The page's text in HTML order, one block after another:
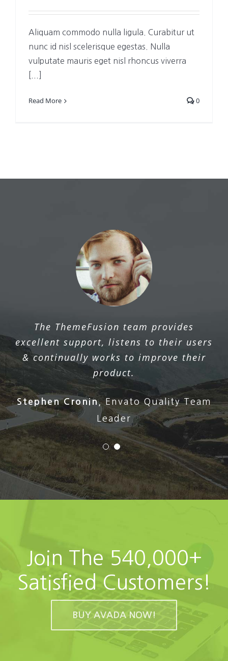
Aliquam commodo nulla ligula. Curabitur ut
nunc id nisl scelerisque egestas. Nulla
vulputate mauris eget nisl rhoncus viverra
Read More 0
The ThemeFusion team provides
excellent support, listens to their users
& continually works to improve their
product.
Stephen Cronin,Envato Quality Team
Leader
Join The 540,000+
Satisfied Customers!
BUY AVADA NOW!